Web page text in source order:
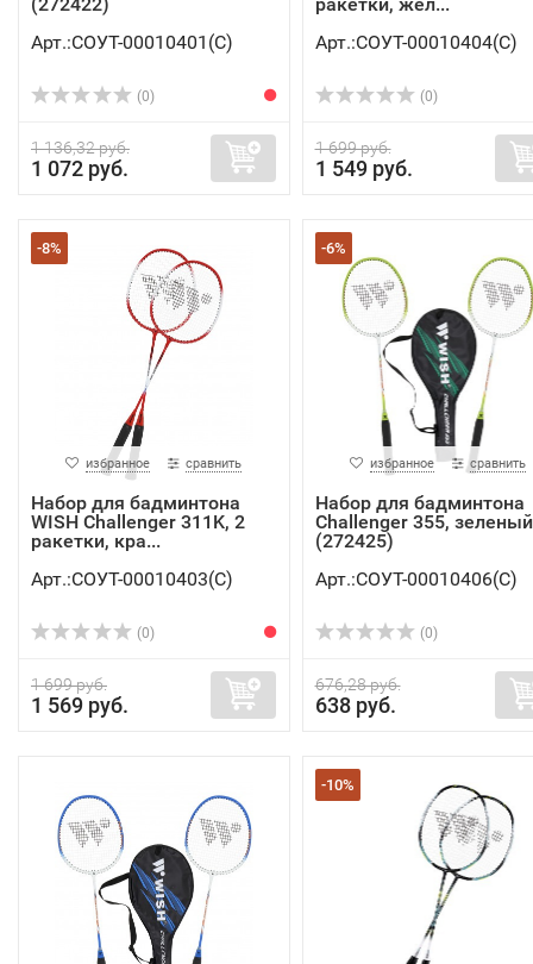
(272422)
Арт.:СОУТ-00010401(C)
(0)
1 136,32 руб.
1 072 руб.
ракетки, жел...
Арт.:СОУТ-00010404(C)
(0)
1 699 руб.
1 549 руб.
-8%
избранное сравнить
Набор для бадминтона
WISH Challenger 311K, 2
ракетки, кра...
Арт.:СОУТ-00010403(C)
(0)
1 699 руб.
1 569 руб.
-6%
избранное сравнить
Набор для бадминтона
Challenger 355, зеленый
(272425)
Арт.:СОУТ-00010406(C)
(0)
676,28 руб.
638 руб.
-10%